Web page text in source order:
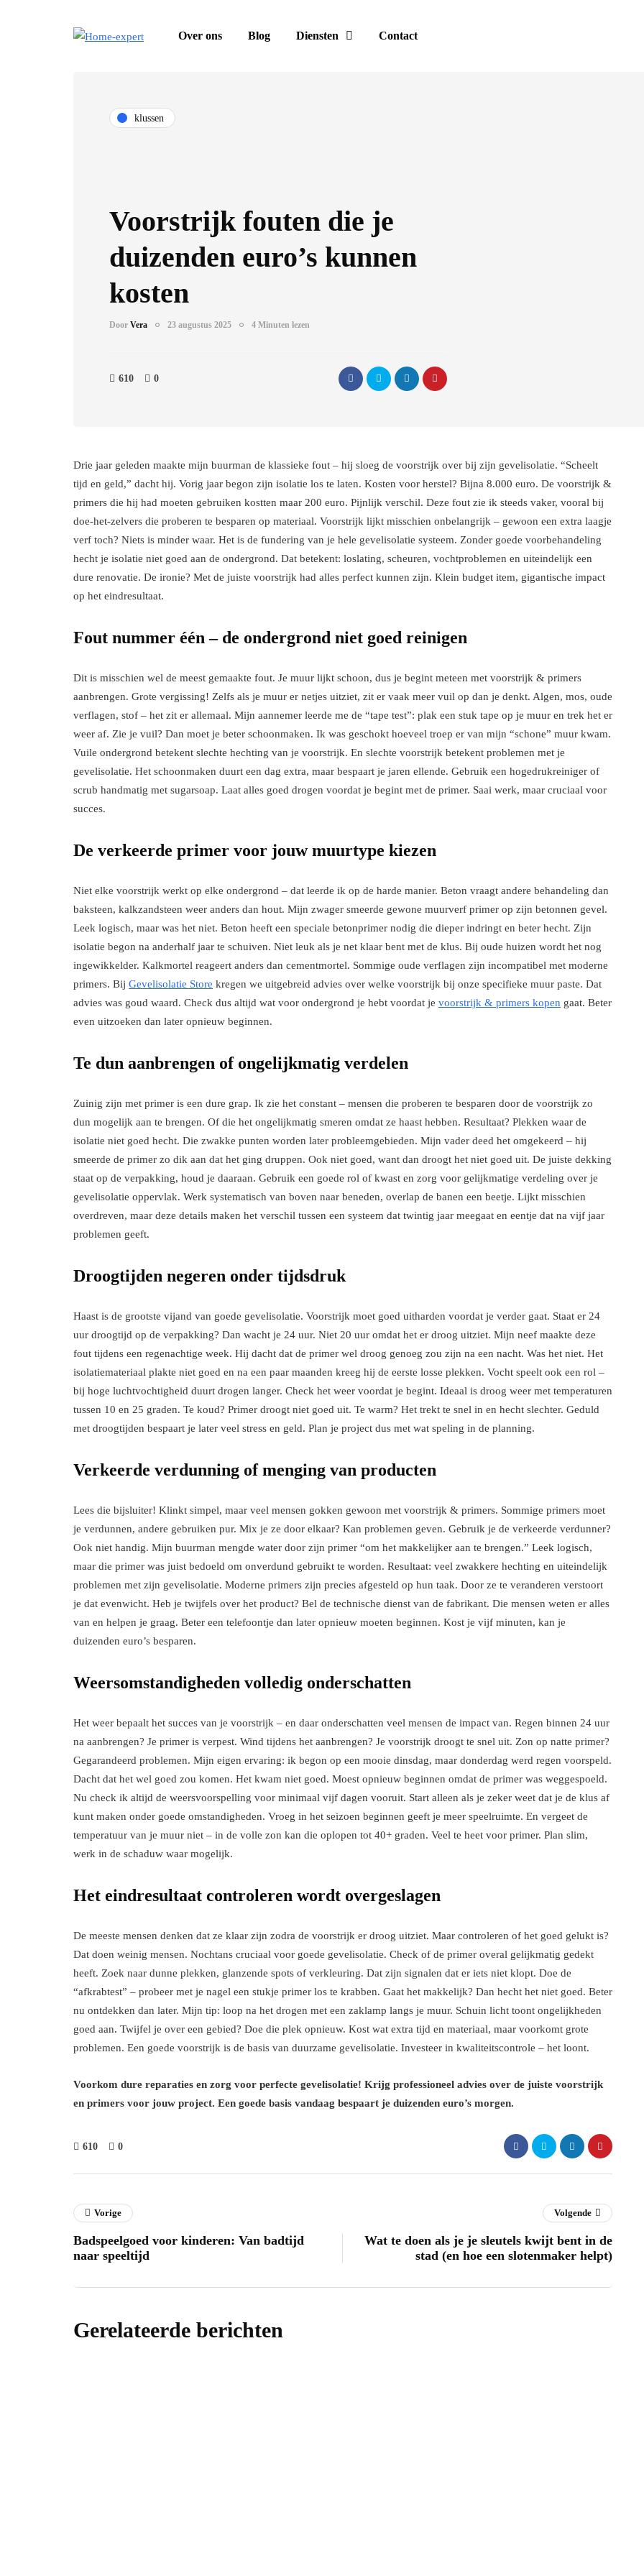
Over ons Blog Diensten Contact
klussen
Voorstrijk fouten die je
duizenden euro’s kunnen
kosten
Door Vera 23 augustus 2025 4 Minuten lezen
610 0
Drie jaar geleden maakte mijn buurman de klassieke fout – hij sloeg de voorstrijk over bij zijn gevelisolatie. “Scheelt
tijd en geld,” dacht hij. Vorig jaar begon zijn isolatie los te laten. Kosten voor herstel? Bijna 8.000 euro. De voorstrijk &
primers die hij had moeten gebruiken kostten maar 200 euro. Pijnlijk verschil. Deze fout zie ik steeds vaker, vooral bij
doe-het-zelvers die proberen te besparen op materiaal. Voorstrijk lijkt misschien onbelangrijk – gewoon een extra laagje
verf toch? Niets is minder waar. Het is de fundering van je hele gevelisolatie systeem. Zonder goede voorbehandeling
hecht je isolatie niet goed aan de ondergrond. Dat betekent: loslating, scheuren, vochtproblemen en uiteindelijk een
dure renovatie. De ironie? Met de juiste voorstrijk had alles perfect kunnen zijn. Klein budget item, gigantische impact
op het eindresultaat.
Fout nummer één – de ondergrond niet goed reinigen
Dit is misschien wel de meest gemaakte fout. Je muur lijkt schoon, dus je begint meteen met voorstrijk & primers
aanbrengen. Grote vergissing! Zelfs als je muur er netjes uitziet, zit er vaak meer vuil op dan je denkt. Algen, mos, oude
verflagen, stof – het zit er allemaal. Mijn aannemer leerde me de “tape test”: plak een stuk tape op je muur en trek het er
weer af. Zie je vuil? Dan moet je beter schoonmaken. Ik was geschokt hoeveel troep er van mijn “schone” muur kwam.
Vuile ondergrond betekent slechte hechting van je voorstrijk. En slechte voorstrijk betekent problemen met je
gevelisolatie. Het schoonmaken duurt een dag extra, maar bespaart je jaren ellende. Gebruik een hogedrukreiniger of
scrub handmatig met sugarsoap. Laat alles goed drogen voordat je begint met de primer. Saai werk, maar cruciaal voor
succes.
De verkeerde primer voor jouw muurtype kiezen
Niet elke voorstrijk werkt op elke ondergrond – dat leerde ik op de harde manier. Beton vraagt andere behandeling dan
baksteen, kalkzandsteen weer anders dan hout. Mijn zwager smeerde gewone muurverf primer op zijn betonnen gevel.
Leek logisch, maar was het niet. Beton heeft een speciale betonprimer nodig die dieper indringt en beter hecht. Zijn
isolatie begon na anderhalf jaar te schuiven. Niet leuk als je net klaar bent met de klus. Bij oude huizen wordt het nog
ingewikkelder. Kalkmortel reageert anders dan cementmortel. Sommige oude verflagen zijn incompatibel met moderne
primers. Bij Gevelisolatie Store kregen we uitgebreid advies over welke voorstrijk bij onze specifieke muur paste. Dat
advies was goud waard. Check dus altijd wat voor ondergrond je hebt voordat je voorstrijk & primers kopen gaat. Beter
even uitzoeken dan later opnieuw beginnen.
Te dun aanbrengen of ongelijkmatig verdelen
Zuinig zijn met primer is een dure grap. Ik zie het constant – mensen die proberen te besparen door de voorstrijk zo
dun mogelijk aan te brengen. Of die het ongelijkmatig smeren omdat ze haast hebben. Resultaat? Plekken waar de
isolatie niet goed hecht. Die zwakke punten worden later probleemgebieden. Mijn vader deed het omgekeerd – hij
smeerde de primer zo dik aan dat het ging druppen. Ook niet goed, want dan droogt het niet goed uit. De juiste dekking
staat op de verpakking, houd je daaraan. Gebruik een goede rol of kwast en zorg voor gelijkmatige verdeling over je
gevelisolatie oppervlak. Werk systematisch van boven naar beneden, overlap de banen een beetje. Lijkt misschien
overdreven, maar deze details maken het verschil tussen een systeem dat twintig jaar meegaat en eentje dat na vijf jaar
problemen geeft.
Droogtijden negeren onder tijdsdruk
Haast is de grootste vijand van goede gevelisolatie. Voorstrijk moet goed uitharden voordat je verder gaat. Staat er 24
uur droogtijd op de verpakking? Dan wacht je 24 uur. Niet 20 uur omdat het er droog uitziet. Mijn neef maakte deze
fout tijdens een regenachtige week. Hij dacht dat de primer wel droog genoeg zou zijn na een nacht. Was het niet. Het
isolatiemateriaal plakte niet goed en na een paar maanden kreeg hij de eerste losse plekken. Vocht speelt ook een rol –
bij hoge luchtvochtigheid duurt drogen langer. Check het weer voordat je begint. Ideaal is droog weer met temperaturen
tussen 10 en 25 graden. Te koud? Primer droogt niet goed uit. Te warm? Het trekt te snel in en hecht slechter. Geduld
met droogtijden bespaart je later veel stress en geld. Plan je project dus met wat speling in de planning.
Verkeerde verdunning of menging van producten
Lees die bijsluiter! Klinkt simpel, maar veel mensen gokken gewoon met voorstrijk & primers. Sommige primers moet
je verdunnen, andere gebruiken pur. Mix je ze door elkaar? Kan problemen geven. Gebruik je de verkeerde verdunner?
Ook niet handig. Mijn buurman mengde water door zijn primer “om het makkelijker aan te brengen.” Leek logisch,
maar die primer was juist bedoeld om onverdund gebruikt te worden. Resultaat: veel zwakkere hechting en uiteindelijk
problemen met zijn gevelisolatie. Moderne primers zijn precies afgesteld op hun taak. Door ze te veranderen verstoort
je dat evenwicht. Heb je twijfels over het product? Bel de technische dienst van de fabrikant. Die mensen weten er alles
van en helpen je graag. Beter een telefoontje dan later opnieuw moeten beginnen. Kost je vijf minuten, kan je
duizenden euro’s besparen.
Weersomstandigheden volledig onderschatten
Het weer bepaalt het succes van je voorstrijk – en daar onderschatten veel mensen de impact van. Regen binnen 24 uur
na aanbrengen? Je primer is verpest. Wind tijdens het aanbrengen? Je voorstrijk droogt te snel uit. Zon op natte primer?
Gegarandeerd problemen. Mijn eigen ervaring: ik begon op een mooie dinsdag, maar donderdag werd regen voorspeld.
Dacht dat het wel goed zou komen. Het kwam niet goed. Moest opnieuw beginnen omdat de primer was weggespoeld.
Nu check ik altijd de weersvoorspelling voor minimaal vijf dagen vooruit. Start alleen als je zeker weet dat je de klus af
kunt maken onder goede omstandigheden. Vroeg in het seizoen beginnen geeft je meer speelruimte. En vergeet de
temperatuur van je muur niet – in de volle zon kan die oplopen tot 40+ graden. Veel te heet voor primer. Plan slim,
werk in de schaduw waar mogelijk.
Het eindresultaat controleren wordt overgeslagen
De meeste mensen denken dat ze klaar zijn zodra de voorstrijk er droog uitziet. Maar controleren of het goed gelukt is?
Dat doen weinig mensen. Nochtans cruciaal voor goede gevelisolatie. Check of de primer overal gelijkmatig gedekt
heeft. Zoek naar dunne plekken, glanzende spots of verkleuring. Dat zijn signalen dat er iets niet klopt. Doe de
“afkrabtest” – probeer met je nagel een stukje primer los te krabben. Gaat het makkelijk? Dan hecht het niet goed. Beter
nu ontdekken dan later. Mijn tip: loop na het drogen met een zaklamp langs je muur. Schuin licht toont ongelijkheden
goed aan. Twijfel je over een gebied? Doe die plek opnieuw. Kost wat extra tijd en materiaal, maar voorkomt grote
problemen. Een goede voorstrijk is de basis van duurzame gevelisolatie. Investeer in kwaliteitscontrole – het loont.
Voorkom dure reparaties en zorg voor perfecte gevelisolatie! Krijg professioneel advies over de juiste voorstrijk
en primers voor jouw project. Een goede basis vandaag bespaart je duizenden euro’s morgen.
610 0
Vorige
Badspeelgoed voor kinderen: Van badtijd
naar speeltijd
Volgende
Wat te doen als je je sleutels kwijt bent in de
stad (en hoe een slotenmaker helpt)
Gerelateerde berichten